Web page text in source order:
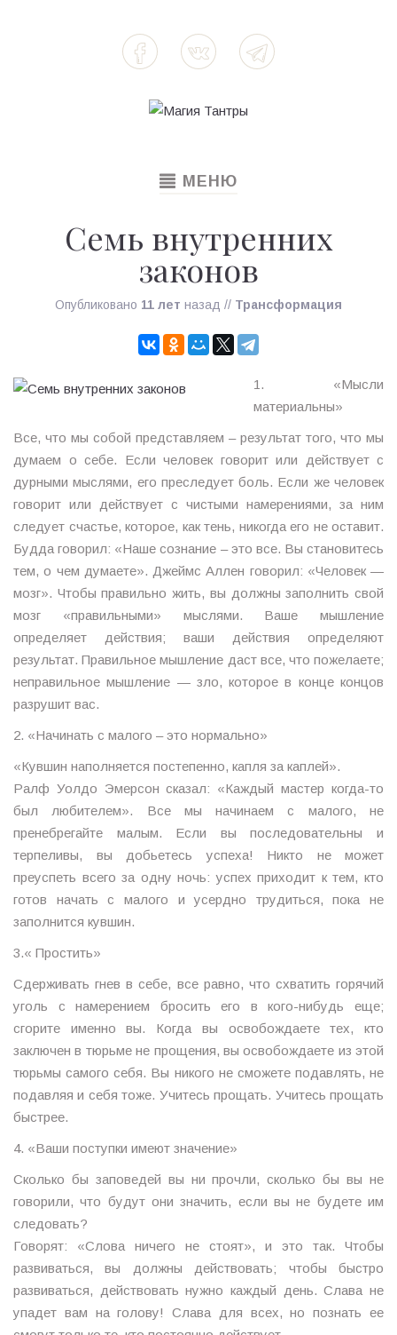
TOGGLE
МЕНЮ
Семь внутренних
законов
Опубликовано 11 лет назад // Трансформация
1. «Мысли
материальны»
Все, что мы собой представляем – результат того, что мы
думаем о себе. Если человек говорит или действует с
дурными мыслями, его преследует боль. Если же человек
говорит или действует с чистыми намерениями, за ним
следует счастье, которое, как тень, никогда его не оставит.
Будда говорил: «Наше сознание – это все. Вы становитесь
тем, о чем думаете». Джеймс Аллен говорил: «Человек —
мозг». Чтобы правильно жить, вы должны заполнить свой
мозг «правильными» мыслями. Ваше мышление
определяет действия; ваши действия определяют
результат. Правильное мышление даст все, что пожелаете;
неправильное мышление — зло, которое в конце концов
разрушит вас.
2. «Начинать с малого – это нормально»
«Кувшин наполняется постепенно, капля за каплей».
Ралф Уолдо Эмерсон сказал: «Каждый мастер когда-то
был любителем». Все мы начинаем с малого, не
пренебрегайте малым. Если вы последовательны и
терпеливы, вы добьетесь успеха! Никто не может
преуспеть всего за одну ночь: успех приходит к тем, кто
готов начать с малого и усердно трудиться, пока не
заполнится кувшин.
3.« Простить»
Сдерживать гнев в себе, все равно, что схватить горячий
уголь с намерением бросить его в кого-нибудь еще;
сгорите именно вы. Когда вы освобождаете тех, кто
заключен в тюрьме не прощения, вы освобождаете из этой
тюрьмы самого себя. Вы никого не сможете подавлять, не
подавляя и себя тоже. Учитесь прощать. Учитесь прощать
быстрее.
4. «Ваши поступки имеют значение»
Сколько бы заповедей вы ни прочли, сколько бы вы не
говорили, что будут они значить, если вы не будете им
следовать?
Говорят: «Слова ничего не стоят», и это так. Чтобы
развиваться, вы должны действовать; чтобы быстро
развиваться, действовать нужно каждый день. Слава не
упадет вам на голову! Слава для всех, но познать ее